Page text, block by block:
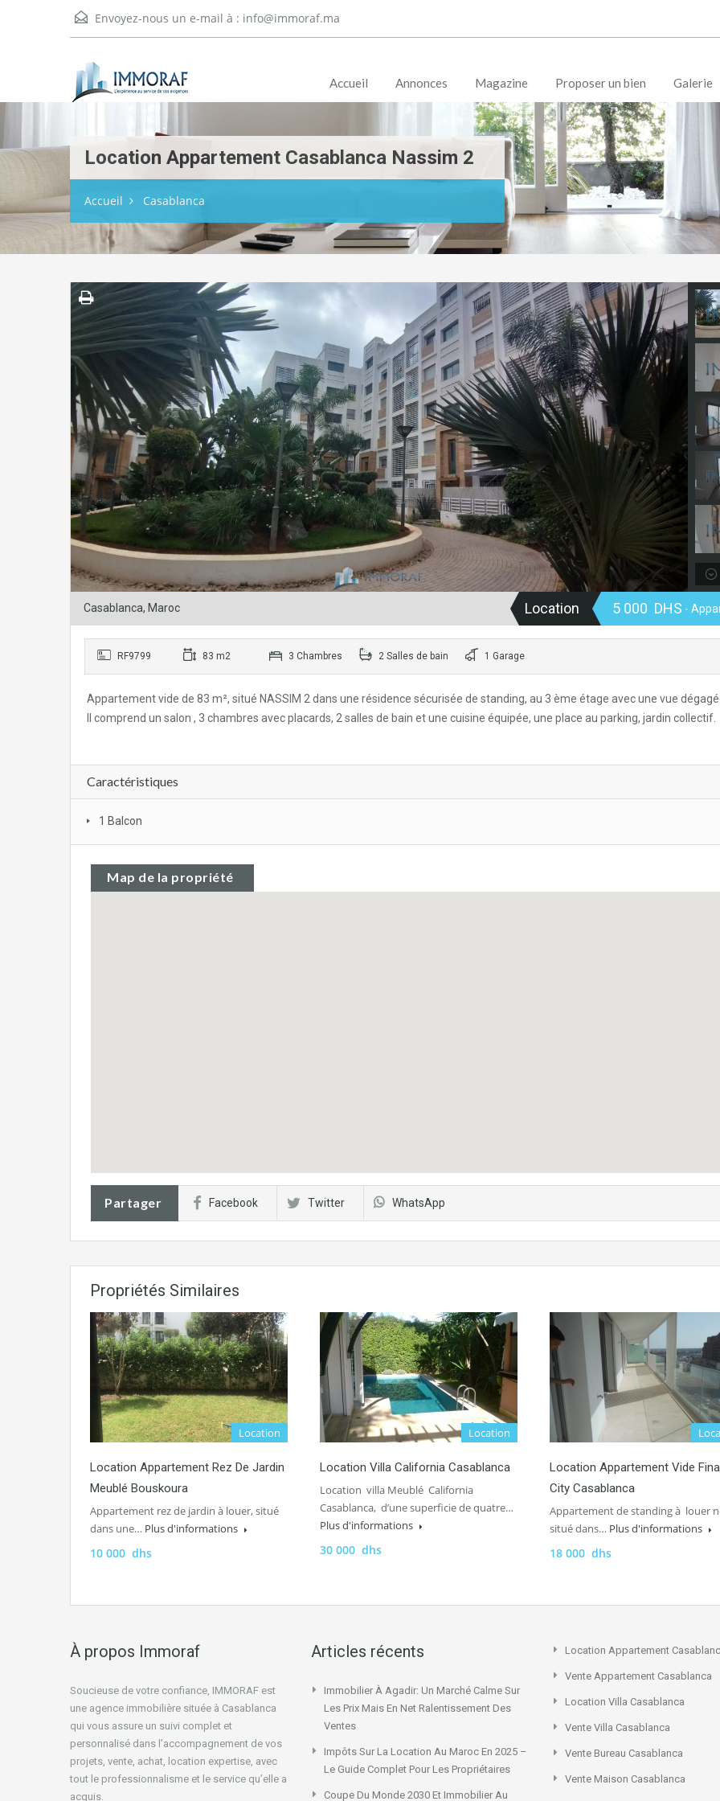
Envoyez-nous un e-mail à : info@immoraf.ma
Accueil Annonces Magazine Proposer un bien Galerie
Location Appartement Casablanca Nassim 2
Accueil Casablanca
Casablanca, Maroc Location 5 000 DHS -
RF9799 83 m2 3 Chambres 2 Salles de bain 1 Garage
Appartement vide de 83 m², situé NASSIM 2 dans une résidence sécurisée de standing, au 3 ème étage avec une vue
Il comprend un salon , 3 chambres avec placards, 2 salles de bain et une cuisine équipée, une place au parking, jardin collectif.
Caractéristiques
1 Balcon
Map de la propriété
Partager Facebook Twitter WhatsApp
Propriétés Similaires
Location
Location Appartement Rez De Jardin
Meublé Bouskoura
Appartement rez de jardin à louer, situé
dans une… Plus d'informations
10 000 dhs
Location
Location Villa California Casablanca
Location villa Meublé California
Casablanca, d’une superficie de quatre…
Plus d'informations
30 000 dhs
Location Appartement Vide
City Casablanca
Appartement de standing à louer
situé dans… Plus d'informations
18 000 dhs
À propos Immoraf
Soucieuse de votre confiance, IMMORAF est
une agence immobilière située à Casablanca
qui vous assure un suivi complet et
personnalisé dans l’accompagnement de vos
projets, vente, achat, location expertise, avec
tout le professionnalisme et le service qu’elle a
acquis.
Articles récents
Immobilier À Agadir: Un Marché Calme Sur
Les Prix Mais En Net Ralentissement Des
Ventes
Impôts Sur La Location Au Maroc En 2025 –
Le Guide Complet Pour Les Propriétaires
Coupe Du Monde 2030 Et Immobilier Au
Location Appartement
Vente Appartement Casablanca
Location Villa Casablanca
Vente Villa Casablanca
Vente Bureau Casablanca
Vente Maison Casablanca